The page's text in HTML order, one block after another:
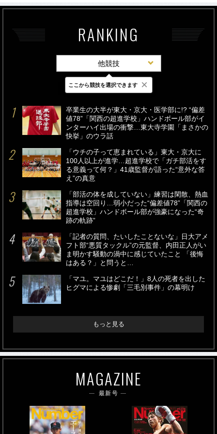
RANKING
他競技
最新 24時間 週間
卒業生の大半が東大・京大・医学部に!? “偏差
値78”「関西の超進学校」ハンドボール部がイ
ンターハイ出場の衝撃…東大寺学園「まさかの
快挙」のウラ話
「ウチの子って恵まれている」東大・京大に
100人以上が進学…超進学校で「ガチ部活をす
る意義って何？」41歳監督が語った“意外な答
え”の真意
「部活の体を成していない」練習は閑散、熱血
指導は空回り…弱小だった“偏差値78”「関西の
超進学校」ハンドボール部が強豪になった“奇
跡の軌跡”
「記者の質問、たいしたことないな」日大アメ
フト部“悪質タックル”の元監督、内田正人がい
ま明かす騒動の渦中に感じていたこと 「後悔
はある？」と問うと…
「マユ。マユはどこだ！」8人の死者を出した
ヒグマによる惨劇「三毛別事件」の幕明け
もっと見る
MAGAZINE
最新号
ここから競技を選択できます ×